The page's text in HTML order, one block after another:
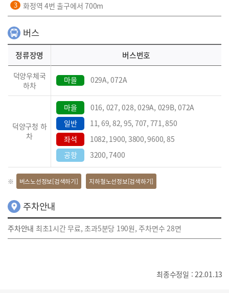
화정역 4번 출구에서 700m
버스
정류장명 버스번호
덕양우체국
하차
마을 029A, 072A
덕양구청 하
차
마을
016, 027, 028, 029A, 029B, 072A
일반
11, 69, 82, 95, 707, 771, 850
좌석
1082, 1900, 3800, 9600, 85
공항
3200, 7400
버스노선정보[검색하기] 지하철노선정보[검색하기]
주차안내
주차안내 최초1시간 무료, 초과5분당 190원, 주차면수 28면
최종수정일 : 22.01.13